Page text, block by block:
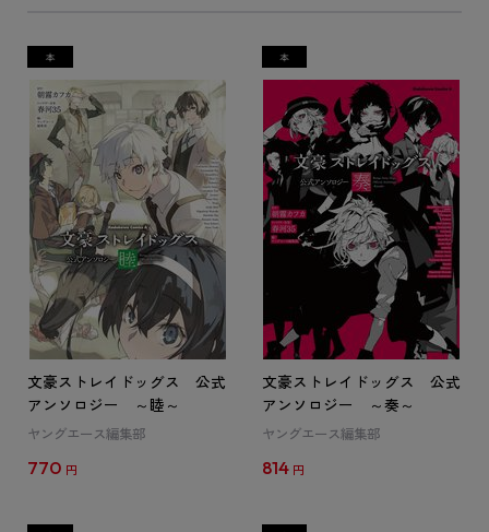
文豪ストレイドッグス 公式
アンソロジー ～睦～
ヤングエース編集部
770 円
文豪ストレイドッグス 公式
アンソロジー ～奏～
ヤングエース編集部
814 円